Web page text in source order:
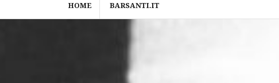
HOME BARSANTI.IT